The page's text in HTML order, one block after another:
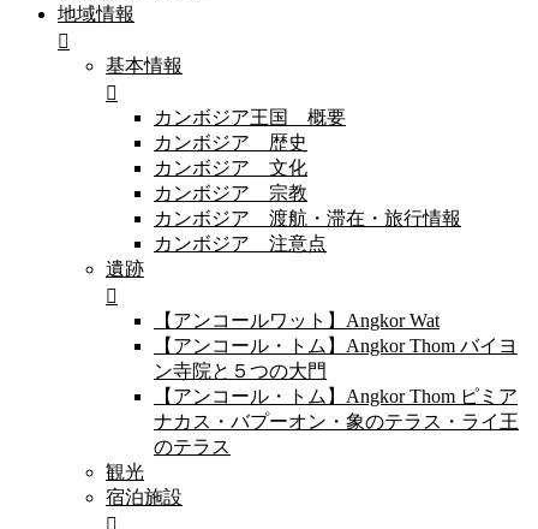
地域情報
基本情報
カンボジア王国 概要
カンボジア 歴史
カンボジア 文化
カンボジア 宗教
カンボジア 渡航・滞在・旅行情報
カンボジア 注意点
遺跡
【アンコールワット】Angkor Wat
【アンコール・トム】Angkor Thom バイヨ
ン寺院と５つの大門
【アンコール・トム】Angkor Thom ピミア
ナカス・バプーオン・象のテラス・ライ王
のテラス
観光
宿泊施設